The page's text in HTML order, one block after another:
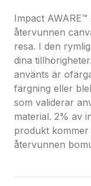
Impact
återvunnen
resa. I den
dina
använts är
färgning eller
som validerar
material. 2% av
produkt kommer
återvunnen